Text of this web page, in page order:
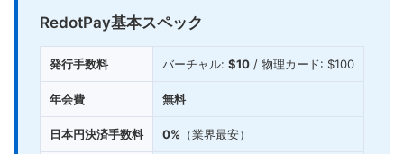
RedotPay基本スペック
発行手数料 バーチャル: $10 / 物理カード: $100
年会費 無料
日本円決済手数料 0% （業界最安）